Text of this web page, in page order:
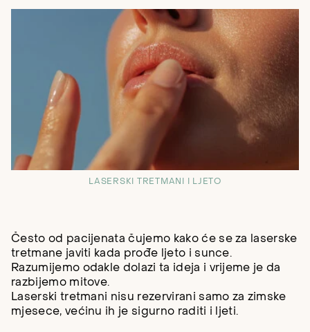
LASERSKI TRETMANI I LJETO
Često od pacijenata čujemo kako će se za laserske
tretmane javiti kada prođe ljeto i sunce.
Razumijemo odakle dolazi ta ideja i vrijeme je da
razbijemo mitove.
Laserski tretmani nisu rezervirani samo za zimske
mjesece, većinu ih je sigurno raditi i ljeti.